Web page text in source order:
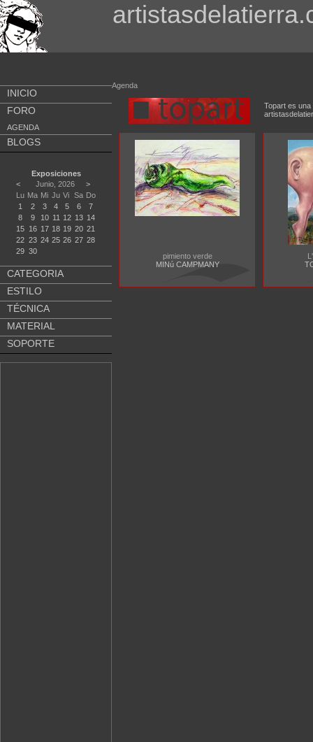
INICIO
FORO
AGENDA
BLOGS
Exposiciones
<
Junio, 2026
>
Lu Ma Mi Ju Vi Sa Do
1
2 3 4 5 6
7
8
9 10 11 12 13 14
15 16 17 18 19 20 21
22 23 24 25 26 27 28
29 30
CATEGORIA
ESTILO
TÉCNICA
MATERIAL
SOPORTE
Agenda
Topart es
pimiento verde
MINú CAMPMANY